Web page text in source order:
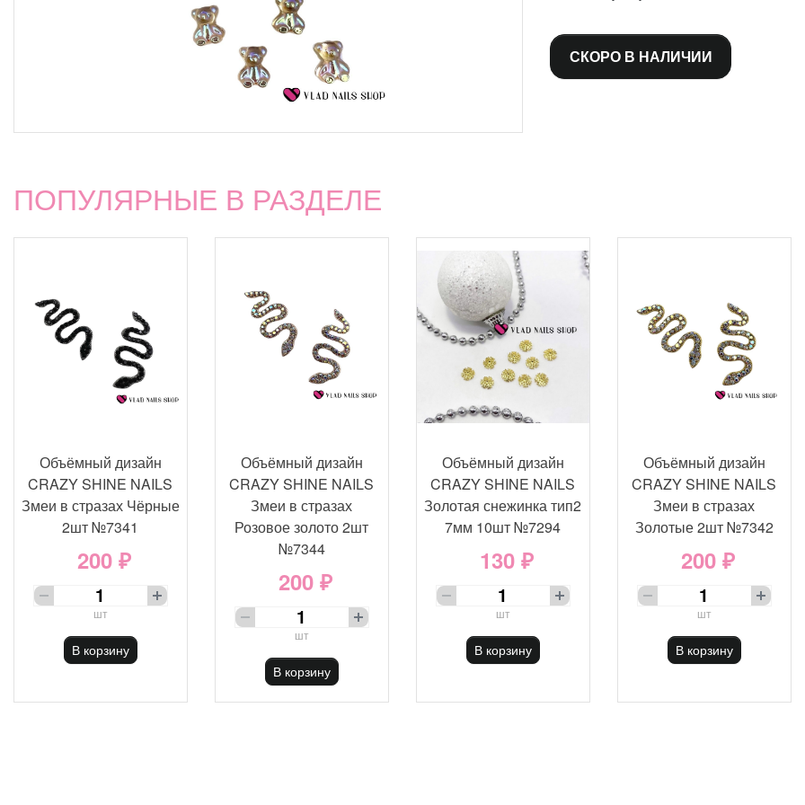
СКОРО В НАЛИЧИИ
ПОПУЛЯРНЫЕ В РАЗДЕЛЕ
Объёмный дизайн
CRAZY SHINE NAILS
Змеи в стразах Чёрные
2шт №7341
200 ₽
шт
В корзину
Объёмный дизайн
CRAZY SHINE NAILS
Змеи в стразах
Розовое золото 2шт
№7344
200 ₽
шт
В корзину
Объёмный дизайн
CRAZY SHINE NAILS
Золотая снежинка тип2
7мм 10шт №7294
130 ₽
шт
В корзину
Объёмный дизайн
CRAZY SHINE NAILS
Змеи в стразах
Золотые 2шт №7342
200 ₽
шт
В корзину